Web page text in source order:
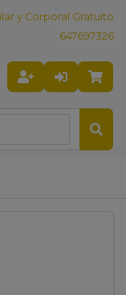
y Corporal Gratuito
647697326